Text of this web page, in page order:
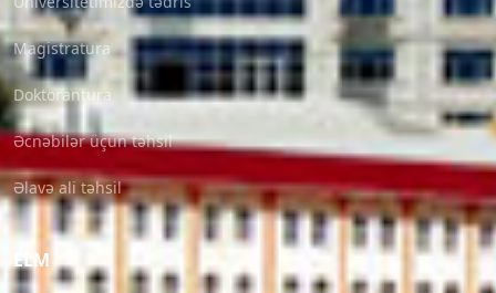
Magistratura
Doktorantura
Əcnəbilər üçün təhsil
Əlavə ali təhsil
ELM